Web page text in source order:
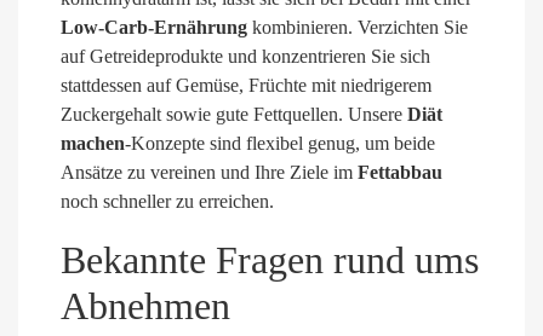
Low-Carb-Ernährung kombinieren. Verzichten Sie
auf Getreideprodukte und konzentrieren Sie sich
stattdessen auf Gemüse, Früchte mit niedrigerem
Zuckergehalt sowie gute Fettquellen. Unsere Diät
machen-Konzepte sind flexibel genug, um beide
Ansätze zu vereinen und Ihre Ziele im Fettabbau
noch schneller zu erreichen.
Bekannte Fragen rund ums
Abnehmen